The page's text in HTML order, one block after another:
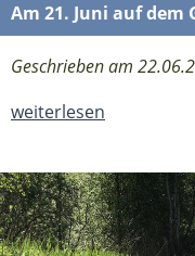
Am 21. Juni auf dem
Geschrieben am
weiterlesen